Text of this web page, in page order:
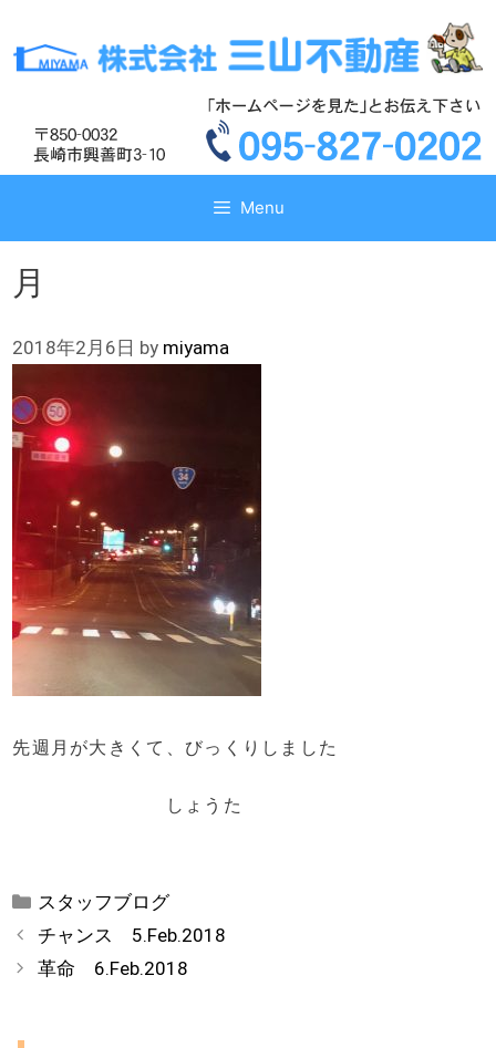
テ
ス
テ
ス
Menu
月
2018年2月6日 by miyama
先週月が大きくて、びっくりしました
しょうた
カ
テ
リ
スタッフブログ
チャンス 5.Feb.2018
革命 6.Feb.2018